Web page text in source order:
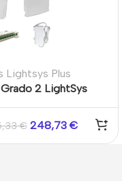
Lightsys Plus
2 LightSys
€ 248,73 €